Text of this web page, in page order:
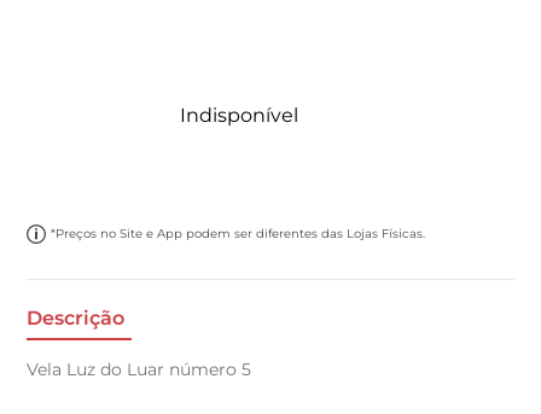
Indisponível
*Preços no Site e App podem ser diferentes das Lojas Físicas.
Descrição
Vela Luz do Luar número 5